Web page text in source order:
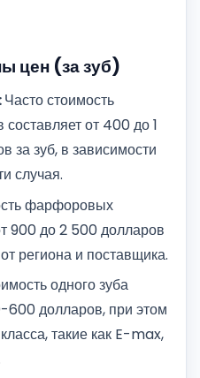
цен (за зуб)
Часто стоимость
от 400 до 1
за зуб, в зависимости
случая.
фарфоровых
900 до 2 500 долларов
региона и поставщика.
одного зуба
600 долларов, при этом
такие как E-max,